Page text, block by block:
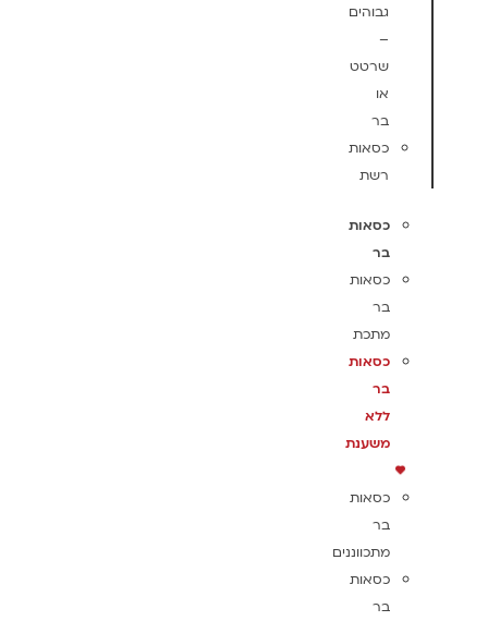
גבוהים
–
שרטט
או
בר
כסאות
רשת
כסאות
בר
כסאות
בר
מתכת
כסאות
בר
ללא
משענת
כסאות
בר
מתכווננים
כסאות
בר